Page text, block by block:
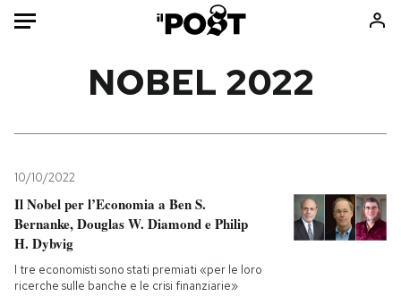
Mondo
Politica
Tecnologia
Internet
Scienza
Consumismi
Storie/Idee
Media
NOBEL 2022
10/10/2022
Il Nobel per l’Economia a Ben S.
Bernanke, Douglas W. Diamond e Philip
H. Dybvig
I tre economisti sono stati premiati «per le loro
ricerche sulle banche e le crisi finanziarie»